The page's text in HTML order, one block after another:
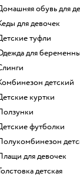
Домашняя обувь для
Кеды для девочек
Детские туфли
Одежда для
Слинги
Комбинезон детский
Детские куртки
Ползунки
Детские футболки
Полукомбинезон
Плащи для девочек
Толстовка детская